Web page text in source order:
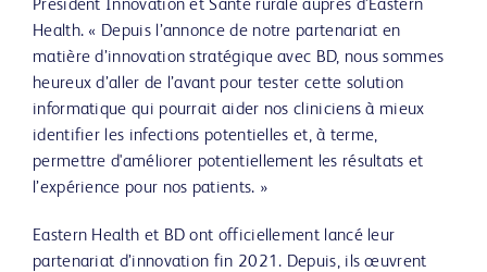
Président Innovation et Santé rurale auprès d’Eastern
Health. « Depuis l’annonce de notre partenariat en
matière d’innovation stratégique avec BD, nous sommes
heureux d’aller de l’avant pour tester cette solution
informatique qui pourrait aider nos cliniciens à mieux
identifier les infections potentielles et, à terme,
permettre d'améliorer potentiellement les résultats et
l’expérience pour nos patients. »
Eastern Health et BD ont officiellement lancé leur
partenariat d’innovation fin 2021. Depuis, ils œuvrent